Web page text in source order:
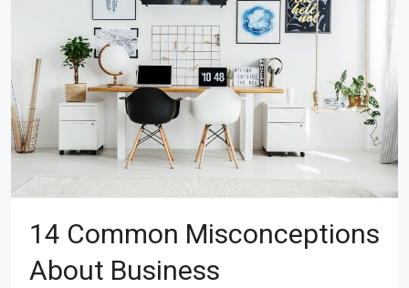
14 Common Misconceptions
About Business